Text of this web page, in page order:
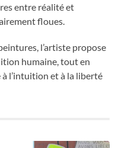
entre réalité et
floues.
l’artiste propose
humaine, tout en
l’intuition et à la liberté